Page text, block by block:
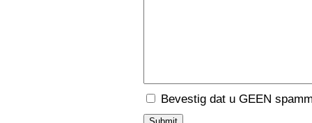
Bevestig dat u GEEN